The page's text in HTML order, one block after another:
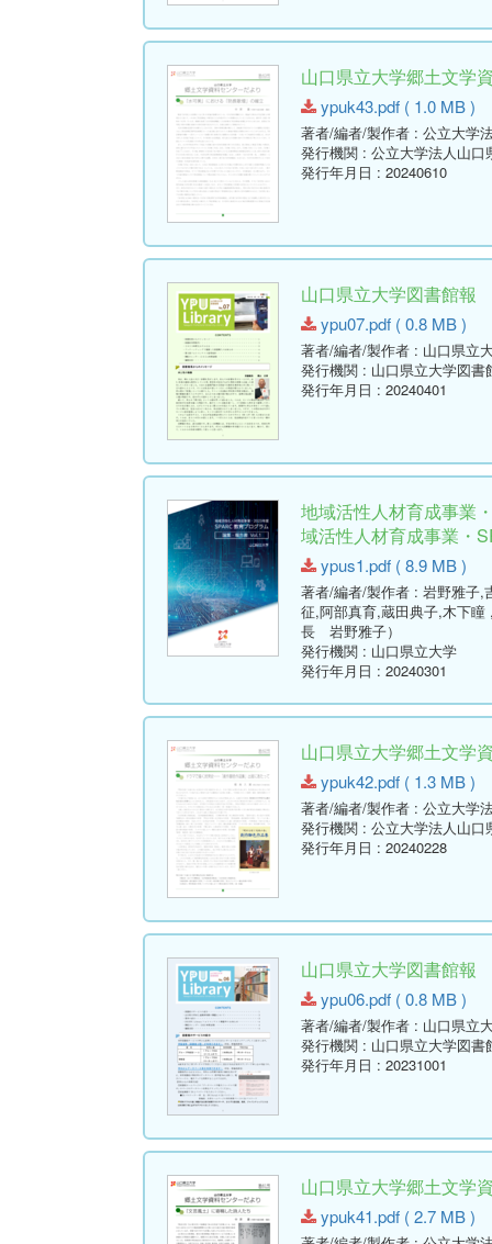
山口県立大学郷土文学
ypuk43.pdf ( 1.0 MB )
著者/編者/製作者 : 公立大学
発行機関 : 公立大学法人山口
発行年月日 : 20240610
山口県立大学図書館報
ypu07.pdf ( 0.8 MB )
著者/編者/製作者 : 山口県立
発行機関 : 山口県立大学図書
発行年月日 : 20240401
地域活性人材育成事業
域活性人材育成事業・
ypus1.pdf ( 8.9 MB )
著者/編者/製作者 : 岩野雅子,
征,阿部真育,蔵田典子,木下
長 岩野雅子）
発行機関 : 山口県立大学
発行年月日 : 20240301
山口県立大学郷土文学
ypuk42.pdf ( 1.3 MB )
著者/編者/製作者 : 公立大学
発行機関 : 公立大学法人山口
発行年月日 : 20240228
山口県立大学図書館報
ypu06.pdf ( 0.8 MB )
著者/編者/製作者 : 山口県立
発行機関 : 山口県立大学図書
発行年月日 : 20231001
山口県立大学郷土文学
ypuk41.pdf ( 2.7 MB )